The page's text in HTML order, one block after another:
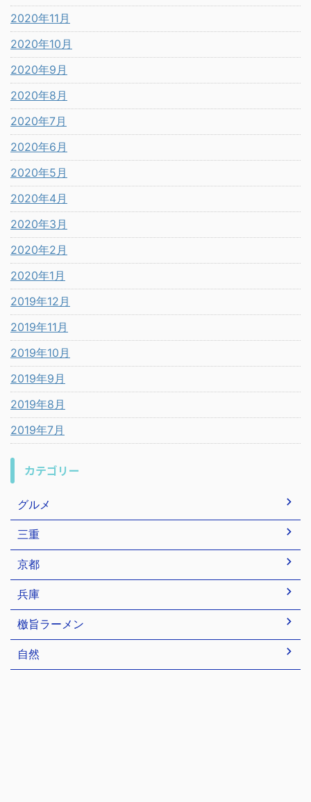
2020年11月
2020年10月
2020年9月
2020年8月
2020年7月
2020年6月
2020年5月
2020年4月
2020年3月
2020年2月
2020年1月
2019年12月
2019年11月
2019年10月
2019年9月
2019年8月
2019年7月
カテゴリー
グルメ
三重
京都
兵庫
檄旨ラーメン
自然